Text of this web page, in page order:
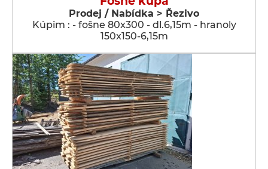
Prodej / Nabídka > Řezivo
Kúpim : - fošne 80x300 - dl.6,15m - hranoly
150x150-6,15m